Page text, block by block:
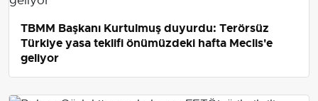
TBMM Başkanı Kurtulmuş duyurdu: Terörsüz
Türkiye yasa teklifi önümüzdeki hafta Meclis'e
geliyor